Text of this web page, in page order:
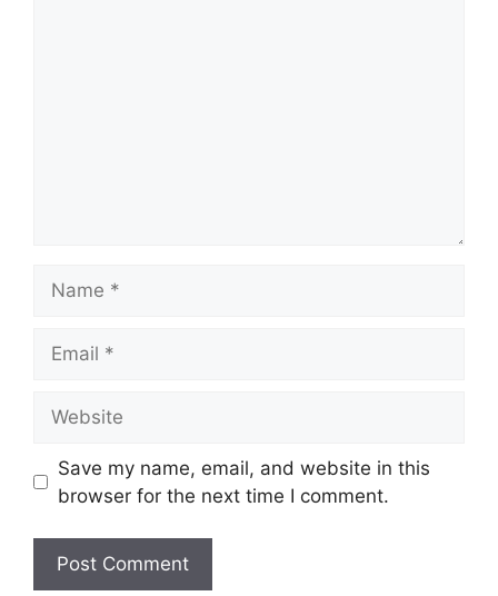
Save my name, email, and website in this
browser for the next time I comment.